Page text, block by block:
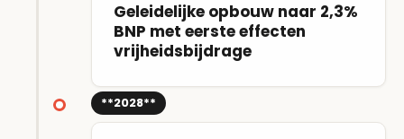
Geleidelijke opbouw naar 2,3%
BNP met eerste effecten
vrijheidsbijdrage
**2028**